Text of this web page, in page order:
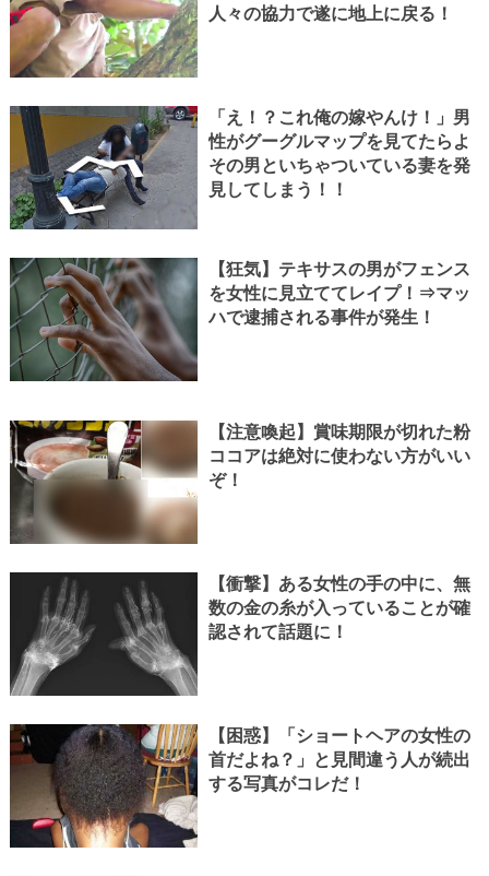
人々の協力で遂に地上に戻る！
「え！？これ俺の嫁やんけ！」男
性がグーグルマップを見てたらよ
その男といちゃついている妻を発
見してしまう！！
【狂気】テキサスの男がフェンス
を女性に見立ててレイプ！⇒マッ
ハで逮捕される事件が発生！
【注意喚起】賞味期限が切れた粉
ココアは絶対に使わない方がいい
ぞ！
【衝撃】ある女性の手の中に、無
数の金の糸が入っていることが確
認されて話題に！
【困惑】「ショートヘアの女性の
首だよね？」と見間違う人が続出
する写真がコレだ！